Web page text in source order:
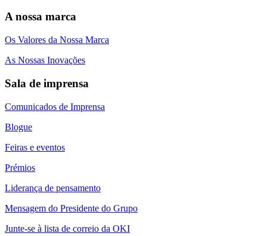
A nossa marca
Os Valores da Nossa Marca
As Nossas Inovações
Sala de imprensa
Comunicados de Imprensa
Blogue
Feiras e eventos
Prémios
Liderança de pensamento
Mensagem do Presidente do Grupo
Junte-se à lista de correio da OKI